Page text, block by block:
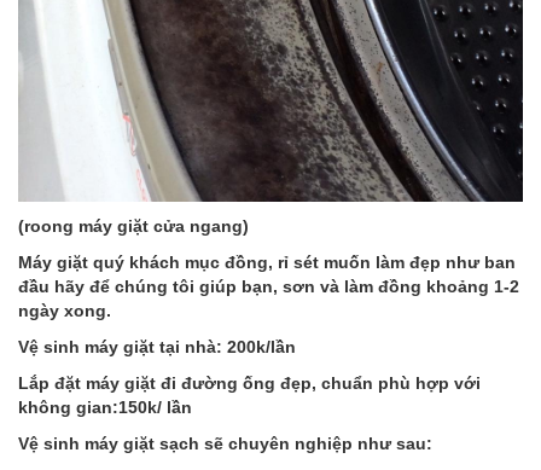
(roong máy giặt cửa ngang)
Máy giặt quý khách mục đồng, rỉ sét muốn làm đẹp như ban
đầu hãy để chúng tôi giúp bạn, sơn và làm đồng khoảng 1-2
ngày xong.
Vệ sinh máy giặt tại nhà: 200k/lần
Lắp đặt máy giặt đi đường ống đẹp, chuẩn phù hợp với
không gian:150k/ lần
Vệ sinh máy giặt sạch sẽ chuyên nghiệp như sau: